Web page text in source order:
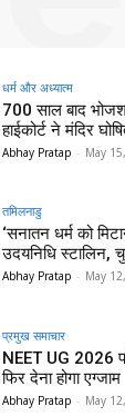
धर्म और अध्यात्म
700 साल बाद
हाईकोर्ट ने मंदिर
Abhay Pratap - May
तमिलनाडु
‘सनातन धर्म को
उदयनिधि स्टालिन,
Abhay Pratap - May
प्रमुख समाचार‎
NEET UG 2026
फिर देना होगा एग्जाम
Abhay Pratap - May